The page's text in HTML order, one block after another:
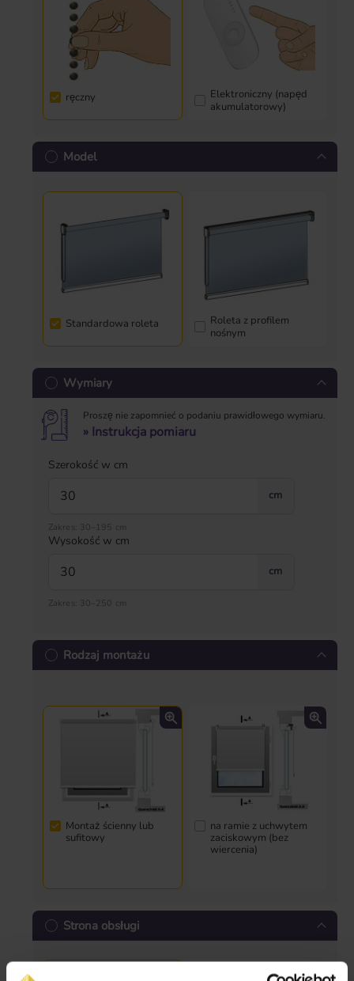
ręczny
Elektroniczny (napęd
akumulatorowy)
Model
Standardowa roleta
Roleta z profilem
nośnym
Wymiary
Proszę nie zapomnieć o podaniu prawidłowego wymiaru.
» Instrukcja pomiaru
Szerokość w cm
cm
Zakres: 30–195 cm
Wysokość w cm
cm
Zakres: 30–250 cm
Rodzaj montażu
Montaż ścienny lub
sufitowy
na ramie z uchwytem
zaciskowym (bez
wiercenia)
Strona obsługi